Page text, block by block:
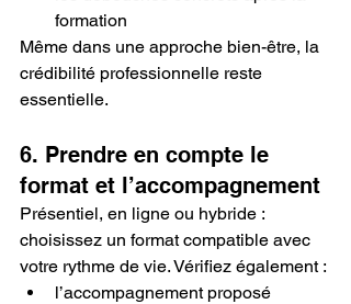
formation
Même dans une approche bien-être, la
crédibilité professionnelle reste
essentielle.
6. Prendre en compte le
format et l’accompagnement
Présentiel, en ligne ou hybride :
choisissez un format compatible avec
votre rythme de vie. Vérifiez également :
l’accompagnement proposé